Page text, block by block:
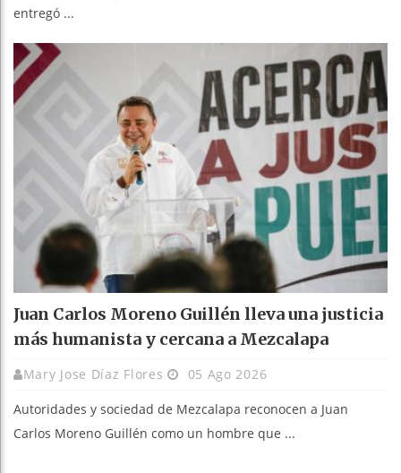
entregó ...
Juan Carlos Moreno Guillén lleva una justicia
más humanista y cercana a Mezcalapa
Mary Jose Díaz Flores 05 Ago 2026
Autoridades y sociedad de Mezcalapa reconocen a Juan
Carlos Moreno Guillén como un hombre que ...